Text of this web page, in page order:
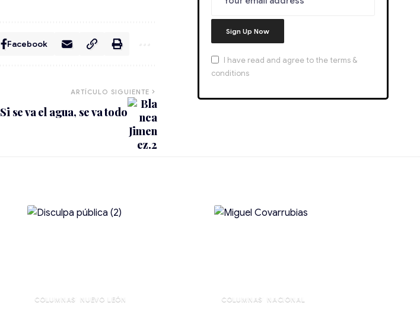
Facebook
ARTÍCULO SIGUIENTE
Si se va el agua, se va todo
I have read and agree to the terms &
conditions
NUEVO LEÓN NACIONAL